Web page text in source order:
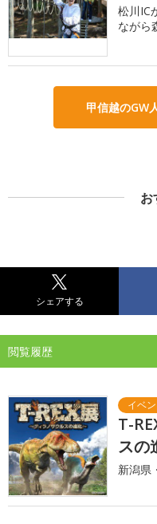
松川IC
ながら
甲信越のGW
お
シェアする
閲覧履歴
T-
スの
新潟県